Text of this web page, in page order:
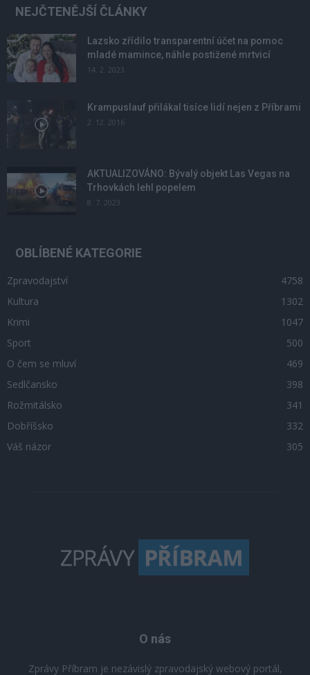
NEJČTENĚJŠÍ ČLÁNKY
Lazsko zřídilo transparentní účet na pomoc
mladé mamince, náhle postižené mrtvicí
14. 2. 2023
Krampuslauf přilákal tisíce lidí nejen z Příbrami
2. 12. 2016
AKTUALIZOVÁNO: Bývalý objekt Las Vegas na
Trhovkách lehl popelem
8. 7. 2023
OBLÍBENÉ KATEGORIE
Zpravodajství
4758
Kultura
1302
Krimi
1047
Sport
500
O čem se mluví
469
Sedlčansko
398
Rožmitálsko
341
Dobříšsko
332
Váš názor
305
O nás
Zprávy Příbram je nezávislý zpravodajský webový portál,